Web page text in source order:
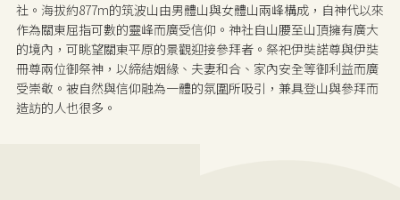
社。海拔約877m的筑波山由男體山與女體山兩峰構成，自神代以來
作為關東屈指可數的靈峰而廣受信仰。神社自山腰至山頂擁有廣大
的境內，可眺望關東平原的景觀迎接參拜者。祭祀伊奘諾尊與伊奘
冊尊兩位御祭神，以締結姻緣、夫妻和合、家內安全等御利益而廣
受崇敬。被自然與信仰融為一體的氛圍所吸引，兼具登山與參拜而
造訪的人也很多。